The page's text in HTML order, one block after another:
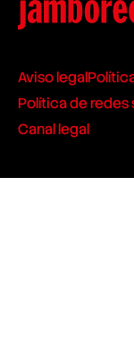
Aviso legal
Política de redes
Canal legal